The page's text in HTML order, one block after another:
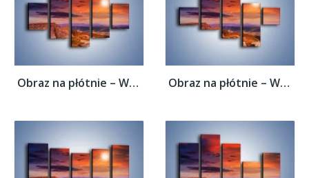
Obraz na płótnie – Widok ze szczytu –... Obraz na płótnie – Widok ze szczytu –...